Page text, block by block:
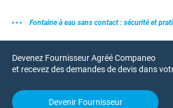
Fontaine à eau sans contact : sécurité et
Devenez Fournisseur Agréé Companeo
et recevez des demandes de devis dans
Devenir Fournisseur